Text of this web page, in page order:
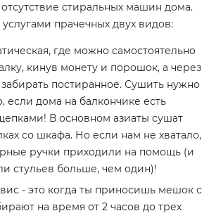
стиральных машин дома.
прачечных двух видов:
где можно самостоятельно
кинув монету и порошок, а через
постиранное. Сушить нужно
если дома на балкончике есть
В основном азиаты сушат
со шкафа. Но если нам не хватало,
ручки приходили на помощь (и
стульев больше, чем один)!
- это когда ты приносишь мешок с
на время от 2 часов до трех